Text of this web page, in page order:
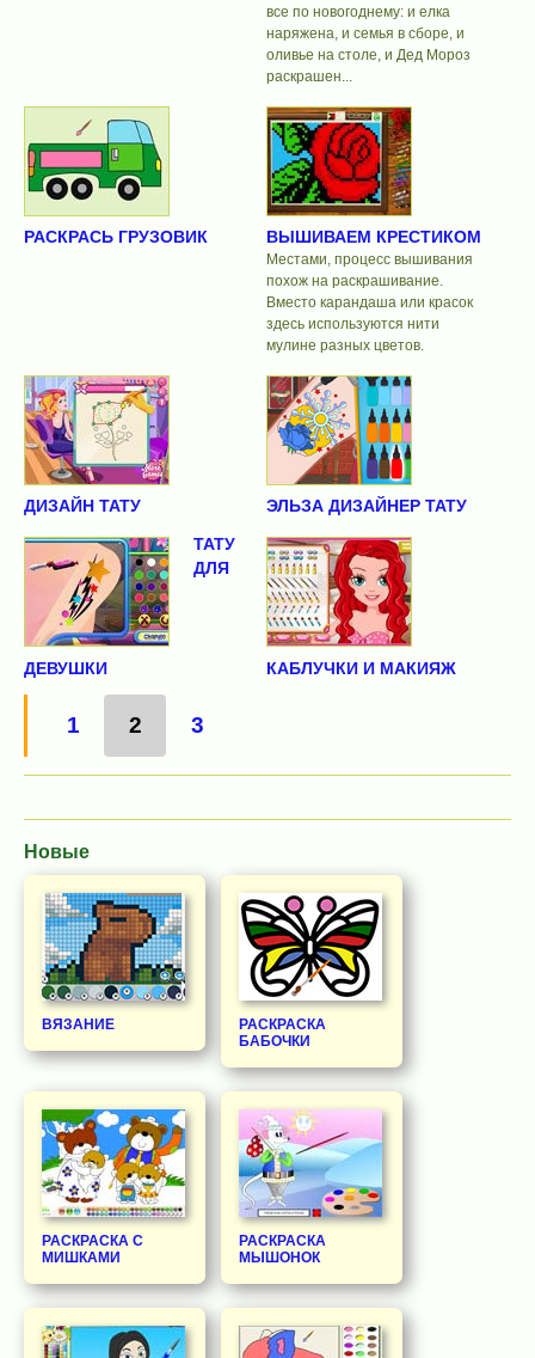
все по новогоднему: и елка
наряжена, и семья в сборе, и
оливье на столе, и Дед Мороз
раскрашен...
РАСКРАСЬ ГРУЗОВИК ВЫШИВАЕМ КРЕСТИКОМ
Местами, процесс вышивания
похож на раскрашивание.
Вместо карандаша или красок
здесь используются нити
мулине разных цветов.
ДИЗАЙН ТАТУ
ЭЛЬЗА ДИЗАЙНЕР ТАТУ
ТАТУ
ДЛЯ
ДЕВУШКИ КАБЛУЧКИ И МАКИЯЖ
1 2 3
Новые
ВЯЗАНИЕ
РАСКРАСКА
БАБОЧКИ
РАСКРАСКА С
МИШКАМИ
РАСКРАСКА
МЫШОНОК